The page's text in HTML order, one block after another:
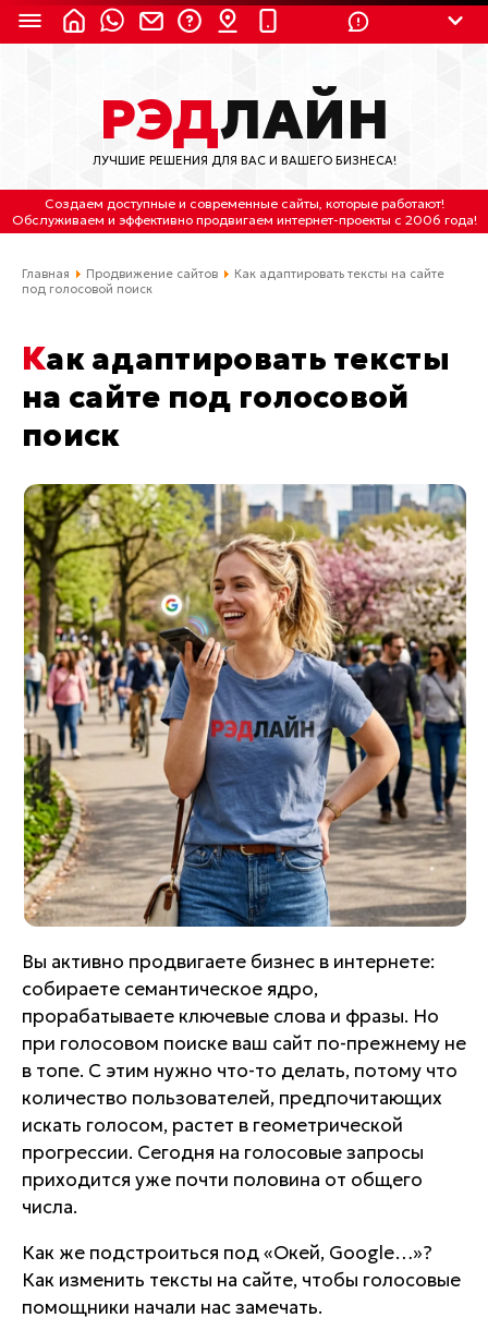
8 (800) 550-9899 (с 2:30 до 11:30 по
Мск)
Бесплатно по России
(4212) 658-653
(4212) 637-673
Отдельный вход \ Левый торец здания
Пн-пт. с 9:30 до 18:30 (по Хбк)
Все контакты
РЭДЛАЙН
ЛУЧШИЕ РЕШЕНИЯ ДЛЯ ВАС И ВАШЕГО БИЗНЕСА!
Создаем доступные и современные сайты, которые работают!
Обслуживаем и эффективно продвигаем интернет-проекты с 2006 года!
Главная Продвижение сайтов
Как адаптировать тексты на сайте
под голосовой поиск
Как адаптировать тексты
на сайте под голосовой
поиск
Вы активно продвигаете бизнес в интернете:
собираете семантическое ядро,
прорабатываете ключевые слова и фразы. Но
при голосовом поиске ваш сайт по-прежнему не
в топе. С этим нужно что-то делать, потому что
количество пользователей, предпочитающих
искать голосом, растет в геометрической
прогрессии. Сегодня на голосовые запросы
приходится уже почти половина от общего
числа.
Как же подстроиться под «Окей, Google…»?
Как изменить тексты на сайте, чтобы голосовые
помощники начали нас замечать.